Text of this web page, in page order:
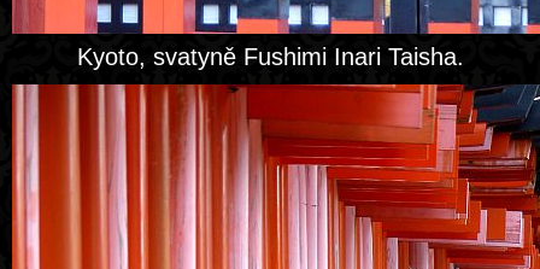
Kyoto, svatyně Fushimi Inari Taisha.